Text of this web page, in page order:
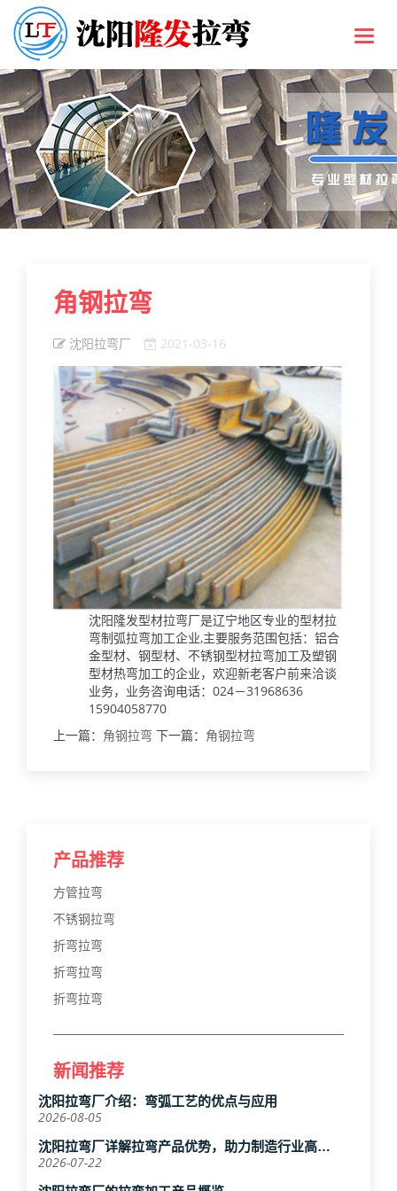
角钢拉弯
沈阳拉弯厂 2021-03-16
沈阳隆发型材拉弯厂是辽宁地区专业的型材拉
弯制弧拉弯加工企业,主要服务范围包括：铝合
金型材、钢型材、不锈钢型材拉弯加工及塑钢
型材热弯加工的企业，欢迎新老客户前来洽谈
业务，业务咨询电话：024－31968636
15904058770
上一篇： 角钢拉弯 下一篇： 角钢拉弯
产品推荐
方管拉弯
不锈钢拉弯
折弯拉弯
折弯拉弯
折弯拉弯
新闻推荐
沈阳拉弯厂介绍：弯弧工艺的优点与应用
2026-08-05
沈阳拉弯厂详解拉弯产品优势，助力制造行业高效
升级
2026-07-22